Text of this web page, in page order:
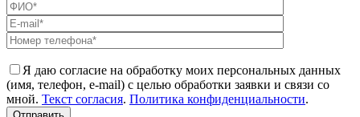
Я даю согласие на обработку моих персональных данных
(имя, телефон, e-mail) с целью обработки заявки и связи со
мной. Текст согласия. Политика конфиденциальности.